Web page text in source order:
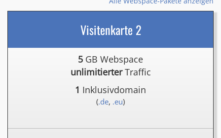
Visitenkarte 2
5 GB Webspace
unlimitierterTraffic
1 Inklusivdomain
(.de, .eu)